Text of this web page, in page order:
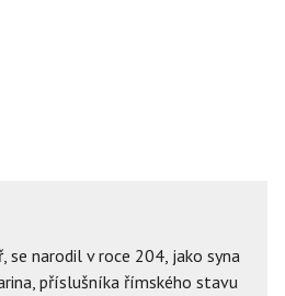
se narodil v roce 204, jako syna
příslušníka římského stavu